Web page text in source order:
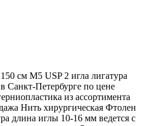
см М5 USP 2 игла лигатура
Санкт-Петербурге по цене
из ассортимента
Нить хирургическая Фтолен
длина иглы 10-16 мм ведется с